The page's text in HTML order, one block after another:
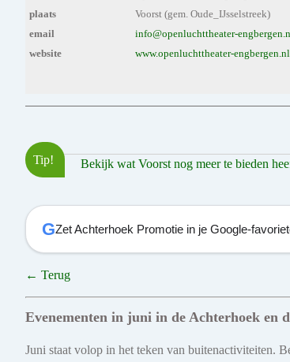
plaats
Voorst (gem. Oude_IJsselstreek)
email
info@openluchttheater-
website
www.openluchttheater-engbergen.nl
Tip! Bekijk wat Voorst nog meer te bieden
GZet Achterhoek Promotie in je Google-
← Terug
Evenementen in juni in de Achterhoek en
Juni staat volop in het teken van buitenactiviteiten.